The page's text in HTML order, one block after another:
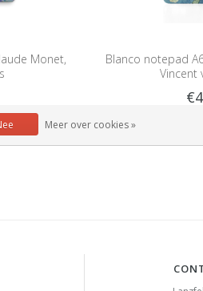
Monet,
Blanco notepad
Vincent
Meer over cookies »